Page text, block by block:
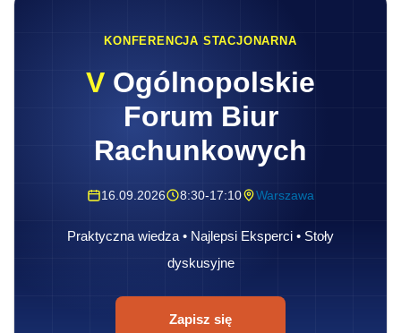
KONFERENCJA STACJONARNA
V Ogólnopolskie
Forum Biur
Rachunkowych
16.09.2026 8:30-17:10 Warszawa
Praktyczna wiedza • Najlepsi Eksperci • Stoły
dyskusyjne
Zapisz się